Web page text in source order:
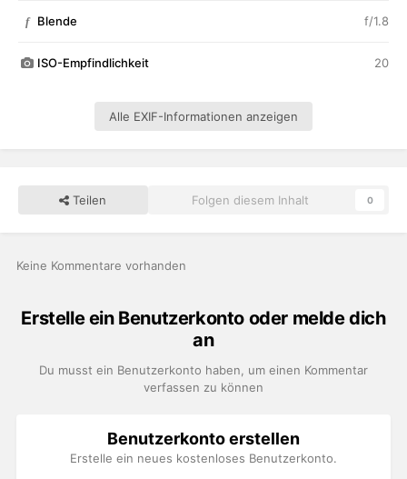
f Blende f/1.8
ISO-Empfindlichkeit 20
Alle EXIF-Informationen anzeigen
Teilen Folgen diesem Inhalt 0
Keine Kommentare vorhanden
Erstelle ein Benutzerkonto oder melde dich
an
Du musst ein Benutzerkonto haben, um einen Kommentar
verfassen zu können
Benutzerkonto erstellen
Erstelle ein neues kostenloses Benutzerkonto.